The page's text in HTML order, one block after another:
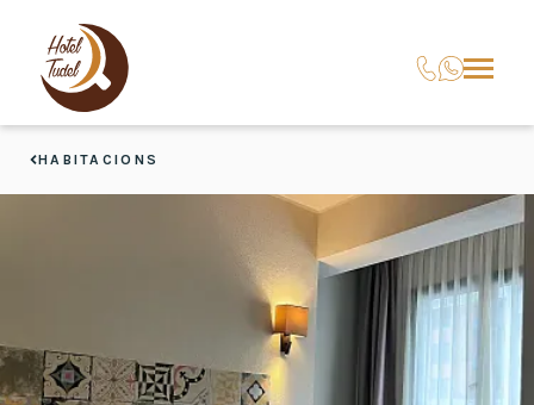
HABITACIONS